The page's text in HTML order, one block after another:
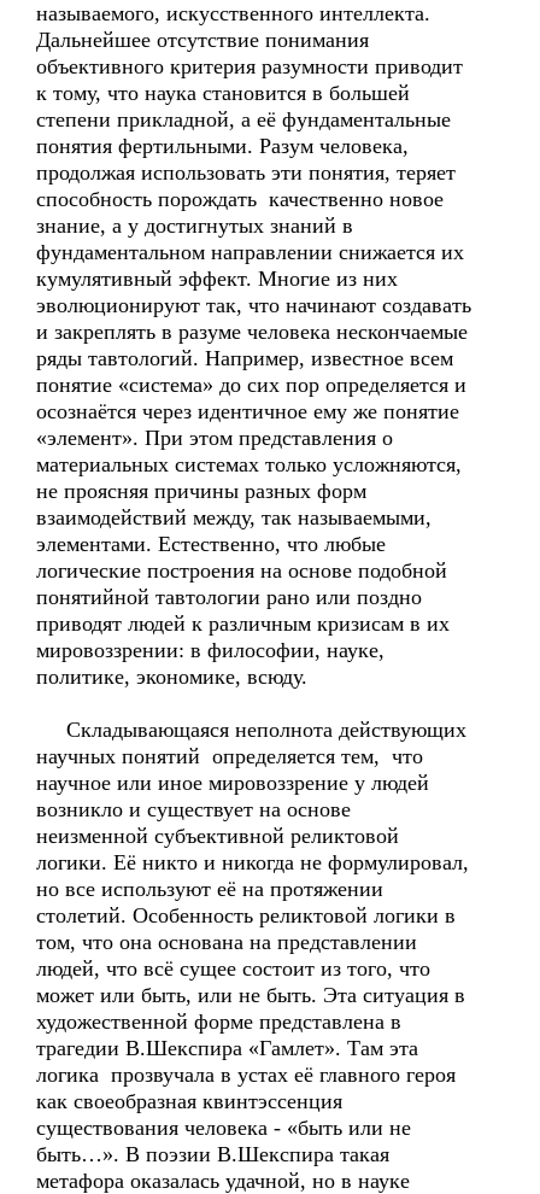
называемого, искусственного интеллекта.
Дальнейшее отсутствие понимания
объективного критерия разумности приводит
к тому, что наука становится в большей
степени прикладной, а её фундаментальные
понятия фертильными. Разум человека,
продолжая использовать эти понятия, теряет
способность порождать качественно новое
знание, а у достигнутых знаний в
фундаментальном направлении снижается их
кумулятивный эффект. Многие из них
эволюционируют так, что начинают создавать
и закреплять в разуме человека нескончаемые
ряды тавтологий. Например, известное всем
понятие «система» до сих пор определяется и
осознаётся через идентичное ему же понятие
«элемент». При этом представления о
материальных системах только усложняются,
не проясняя причины разных форм
взаимодействий между, так называемыми,
элементами. Естественно, что любые
логические построения на основе подобной
понятийной тавтологии рано или поздно
приводят людей к различным кризисам в их
мировоззрении: в философии, науке,
политике, экономике, всюду.
Складывающаяся неполнота действующих
научных понятий определяется тем, что
научное или иное мировоззрение у людей
возникло и существует на основе
неизменной субъективной реликтовой
логики. Её никто и никогда не формулировал,
но все используют её на протяжении
столетий. Особенность реликтовой логики в
том, что она основана на представлении
людей, что всё сущее состоит из того, что
может или быть, или не быть. Эта ситуация в
художественной форме представлена в
трагедии В.Шекспира «Гамлет». Там эта
логика прозвучала в устах её главного героя
как своеобразная квинтэссенция
существования человека - «быть или не
быть…». В поэзии В.Шекспира такая
метафора оказалась удачной, но в науке